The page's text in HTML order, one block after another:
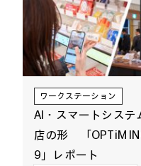
ワークステーション
AI・スマートシステ
店の形 「OPTiM
9」レポート